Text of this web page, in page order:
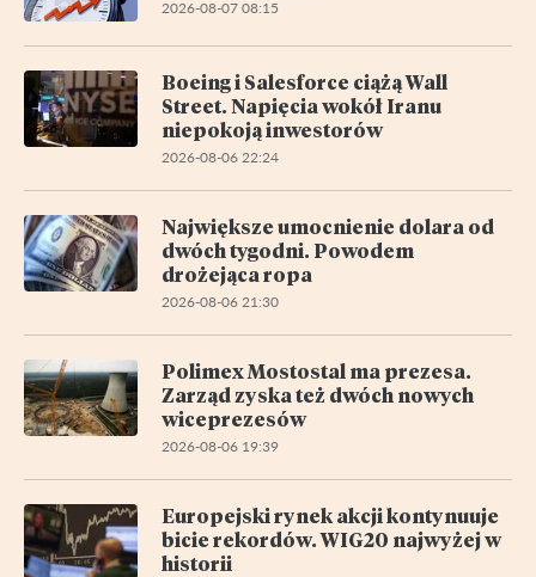
2026-08-07 08:15
Boeing i Salesforce ciążą Wall
Street. Napięcia wokół Iranu
niepokoją inwestorów
2026-08-06 22:24
Największe umocnienie dolara od
dwóch tygodni. Powodem
drożejąca ropa
2026-08-06 21:30
Polimex Mostostal ma prezesa.
Zarząd zyska też dwóch nowych
wiceprezesów
2026-08-06 19:39
Europejski rynek akcji kontynuuje
bicie rekordów. WIG20 najwyżej w
historii